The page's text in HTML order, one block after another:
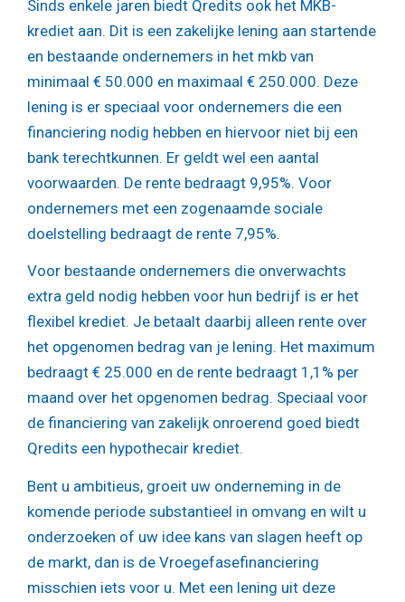
Sinds enkele jaren biedt Qredits ook het MKB-
krediet aan. Dit is een zakelijke lening aan startende
en bestaande ondernemers in het mkb van
minimaal € 50.000 en maximaal € 250.000. Deze
lening is er speciaal voor ondernemers die een
financiering nodig hebben en hiervoor niet bij een
bank terechtkunnen. Er geldt wel een aantal
voorwaarden. De rente bedraagt 9,95%. Voor
ondernemers met een zogenaamde sociale
doelstelling bedraagt de rente 7,95%.
Voor bestaande ondernemers die onverwachts
extra geld nodig hebben voor hun bedrijf is er het
flexibel krediet. Je betaalt daarbij alleen rente over
het opgenomen bedrag van je lening. Het maximum
bedraagt € 25.000 en de rente bedraagt 1,1% per
maand over het opgenomen bedrag. Speciaal voor
de financiering van zakelijk onroerend goed biedt
Qredits een hypothecair krediet.
Bent u ambitieus, groeit uw onderneming in de
komende periode substantieel in omvang en wilt u
onderzoeken of uw idee kans van slagen heeft op
de markt, dan is de Vroegefasefinanciering
misschien iets voor u. Met een lening uit deze